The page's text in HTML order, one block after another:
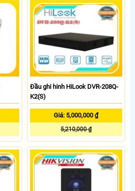
Đầu ghi hinh HiLook DVR-208Q-
K2(S)
Giá: 5,000,000 ₫
5,210,000 ₫